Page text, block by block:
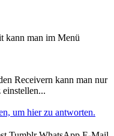
kann man im Menü
Receivern kann man nur
um hier zu antworten.